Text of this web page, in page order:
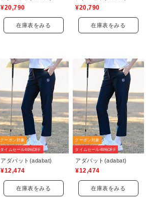
¥20,790
在庫表をみる
¥20,790
在庫表をみる
クーポン対象
タイムセール46%OFF
アダバット(adabat)
¥12,474
在庫表をみる
クーポン対象
タイムセール46%OFF
アダバット(adabat)
¥12,474
在庫表をみる